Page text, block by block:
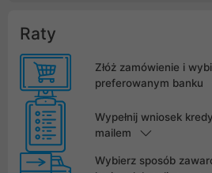
Raty
Złóż zamówienie i
preferowanym banku
Wypełnij wniosek
mailem
Wybierz sposób